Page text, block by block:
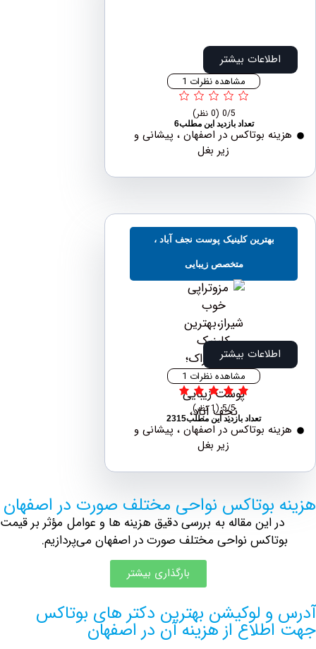
اطلاعات بیشتر
مشاهده نظرات 1
تعداد بازدید این مطلب6
بوتاکس در اصفهان ، پیشانی و
بهترین کلینیک پوست نجف آباد ،
متخصص زیبایی
اطلاعات بیشتر
مشاهده نظرات 1
تعداد بازدید این مطلب2315
بوتاکس در اصفهان ، پیشانی و
بوتاکس نواحی مختلف صورت در اصفهان
این مقاله به بررسی دقیق‌ هزینه ها و عوامل مؤثر بر قیمت
نواحی مختلف صورت در اصفهان می‌پردازیم.
بارگذاری بیشتر
لوکیشن بهترین دکتر های بوتاکس
از هزینه آن در اصفهان